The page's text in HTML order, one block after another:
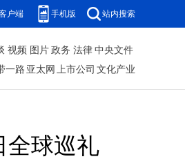
户端 手机版 站内搜索
视频 图片 政务 法律 中央文件
一路 亚太网 上市公司 文化产业
球巡礼